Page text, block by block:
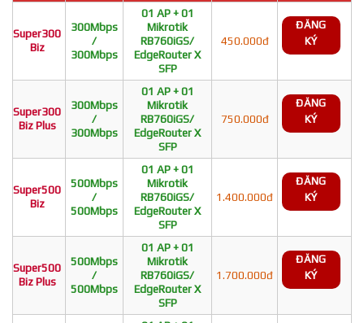
Super300
Biz
300Mbps
/
300Mbps
01 AP + 01
Mikrotik
RB760iGS/
EdgeRouter X
SFP
450.000đ
ĐĂNG
KÝ
Super300
Biz Plus
300Mbps
/
300Mbps
01 AP + 01
Mikrotik
RB760iGS/
EdgeRouter X
SFP
750.000đ
ĐĂNG
KÝ
Super500
Biz
500Mbps
/
500Mbps
01 AP + 01
Mikrotik
RB760iGS/
EdgeRouter X
SFP
1.400.000đ
ĐĂNG
KÝ
Super500
Biz Plus
500Mbps
/
500Mbps
01 AP + 01
Mikrotik
RB760iGS/
EdgeRouter X
SFP
1.700.000đ
ĐĂNG
KÝ